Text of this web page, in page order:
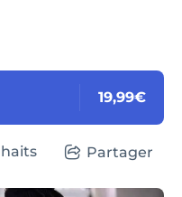
19,99€
Partager